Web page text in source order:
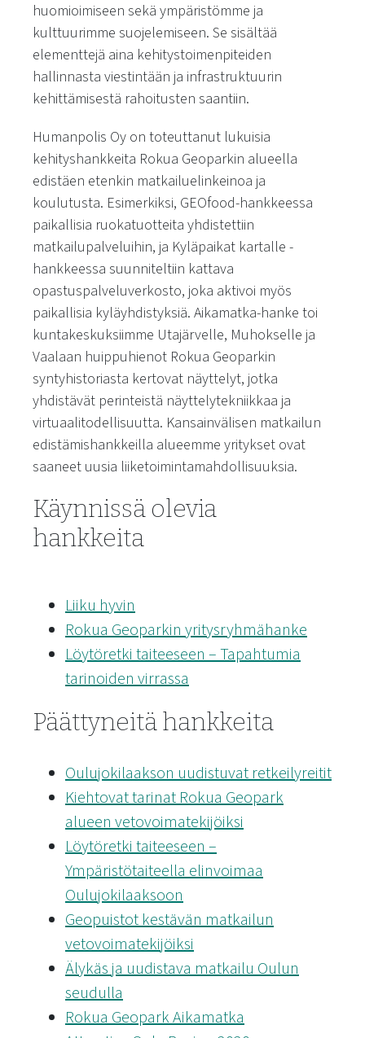
huomioimiseen sekä ympäristömme ja
kulttuurimme suojelemiseen. Se sisältää
elementtejä aina kehitystoimenpiteiden
hallinnasta viestintään ja infrastruktuurin
kehittämisestä rahoitusten saantiin.
Humanpolis Oy on toteuttanut lukuisia
kehityshankkeita Rokua Geoparkin alueella
edistäen etenkin matkailuelinkeinoa ja
koulutusta. Esimerkiksi, GEOfood-hankkeessa
paikallisia ruokatuotteita yhdistettiin
matkailupalveluihin, ja Kyläpaikat kartalle -
hankkeessa suunniteltiin kattava
opastuspalveluverkosto, joka aktivoi myös
paikallisia kyläyhdistyksiä. Aikamatka-hanke toi
kuntakeskuksiimme Utajärvelle, Muhokselle ja
Vaalaan huippuhienot Rokua Geoparkin
syntyhistoriasta kertovat näyttelyt, jotka
yhdistävät perinteistä näyttelytekniikkaa ja
virtuaalitodellisuutta. Kansainvälisen matkailun
edistämishankkeilla alueemme yritykset ovat
saaneet uusia liiketoimintamahdollisuuksia.
Käynnissä olevia
hankkeita
Liiku hyvin
Rokua Geoparkin yritysryhmähanke
Löytöretki taiteeseen – Tapahtumia
tarinoiden virrassa
Päättyneitä hankkeita
Oulujokilaakson uudistuvat retkeilyreitit
Kiehtovat tarinat Rokua Geopark
alueen vetovoimatekijöiksi
Löytöretki taiteeseen –
Ympäristötaiteella elinvoimaa
Oulujokilaaksoon
Geopuistot kestävän matkailun
vetovoimatekijöiksi
Älykäs ja uudistava matkailu Oulun
seudulla
Rokua Geopark Aikamatka